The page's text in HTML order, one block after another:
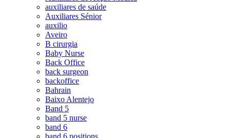
auxiliares de saúde
Auxiliares Sénior
auxilio
Aveiro
B cirurgia
Baby Nurse
Back Office
back surgeon
backoffice
Bahrain
Baixo Alentejo
Band 5
band 5 nurse
band 6
band 6 positions